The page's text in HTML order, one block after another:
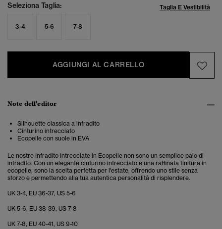
Seleziona Taglia: Taglia E Vestibilità
3-4 5-6 7-8
AGGIUNGI AL CARRELLO
Note dell'editor
Silhouette classica a infradito
Cinturino intrecciato
Ecopelle con suole in EVA
Le nostre Infradito Intrecciate in Ecopelle non sono un semplice paio di
infradito. Con un elegante cinturino intrecciato e una raffinata finitura in
ecopelle, sono la scelta perfetta per l'estate, offrendo uno stile senza
sforzo e permettendo alla tua autentica personalità di risplendere.
UK 3-4, EU 36-37, US 5-6
UK 5-6, EU 38-39, US 7-8
UK 7-8, EU 40-41, US 9-10